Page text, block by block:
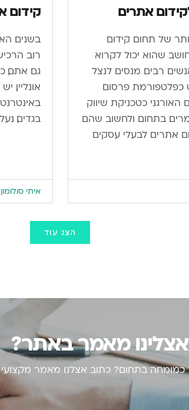
אתרים
של תחום קידום
שהוא יכול לקרוא
רבים מנסים לנצל
כפלטפורמת פרסום
כטכניקת שיווק
בתחום ולחשוב שהם
אתרים לבעלי עסקים
קידום
בשנים
רוב
גם אתם,
אונליין.
בגדים,
איתי סולומון
הצג עוד
מאמר באתר?
בתחום? כתוב אצלנו מאמר מקצועי